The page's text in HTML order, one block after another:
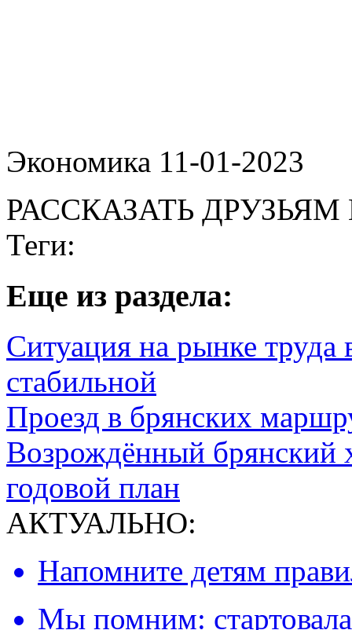
Экономика 11-01-2023
РАССКАЗАТЬ ДРУЗЬЯМ
Теги:
Eще из раздела:
Ситуация на рынке труда
стабильной
Проезд в брянских
Возрождённый брянский
годовой план
АКТУАЛЬНО:
Напомните детям
Мы помним: